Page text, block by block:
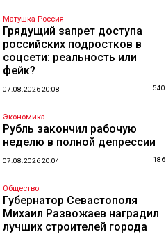
Матушка Россия
Грядущий запрет доступа
российских подростков в
соцсети: реальность или
фейк?
07.08.2026 20:08 540
Экономика
Рубль закончил рабочую
неделю в полной депрессии
07.08.2026 20:04 186
Общество
Губернатор Севастополя
Михаил Развожаев наградил
лучших строителей города